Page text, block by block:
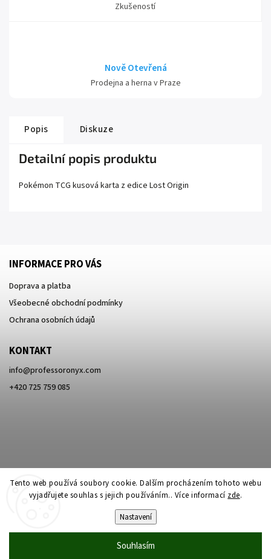
Tento web používá soubory cookie. Dalším procházením tohoto webu
vyjadřujete souhlas s jejich používáním.. Více informací zde.
Nastavení
Souhlasím
Zkušeností
Nově Otevřená
Prodejna a herna v Praze
Popis Diskuze
Detailní popis produktu
Pokémon TCG kusová karta z edice Lost Origin
INFORMACE PRO VÁS
Doprava a platba
Všeobecné obchodní podmínky
Ochrana osobních údajů
KONTAKT
info@professoronyx.com
+420 725 759 085
Professor Onyx. Všechna práva vyhrazena.